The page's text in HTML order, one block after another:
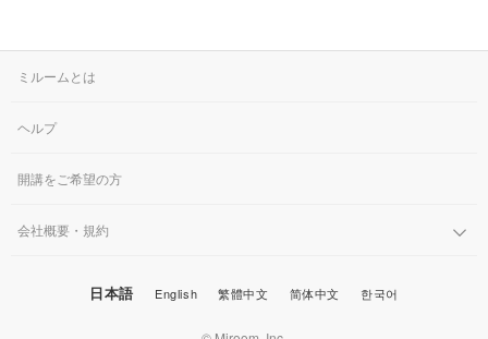
ミルームとは
ヘルプ
開講をご希望の方
会社概要・規約
日本語 English 繁體中文 简体中文 한국어